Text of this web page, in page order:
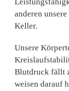
anderen
Keller.
Unsere
Blutdruck fällt
weisen darauf